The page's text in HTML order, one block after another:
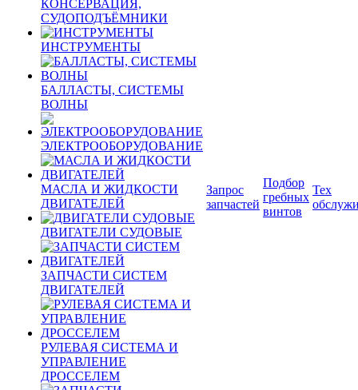
КОНСЕРВАЦИЯ,
СУДОПОДЪЁМНИКИ
ИНСТРУМЕНТЫ
БАЛЛАСТЫ, СИСТЕМЫ
ВОЛНЫ
ЭЛЕКТРООБОРУДОВАНИЕ
МАСЛА И ЖИДКОСТИ
ДВИГАТЕЛЕЙ
ДВИГАТЕЛИ СУДОВЫЕ
ЗАПЧАСТИ СИСТЕМ
ДВИГАТЕЛЕЙ
РУЛЕВАЯ СИСТЕМА И
УПРАВЛЕНИЕ
ДРОССЕЛЕМ
Запрос
запчастей
Подбор
гребных
винтов
Тех